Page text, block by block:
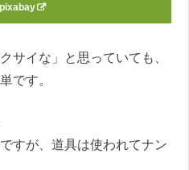
pixabay
サイな」と思っていても、
です。
すが、道具は使われてナン